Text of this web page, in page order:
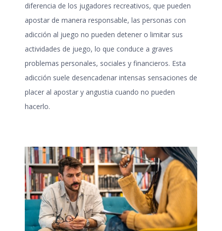
diferencia de los jugadores recreativos, que pueden
apostar de manera responsable, las personas con
adicción al juego no pueden detener o limitar sus
actividades de juego, lo que conduce a graves
problemas personales, sociales y financieros. Esta
adicción suele desencadenar intensas sensaciones de
placer al apostar y angustia cuando no pueden
hacerlo.